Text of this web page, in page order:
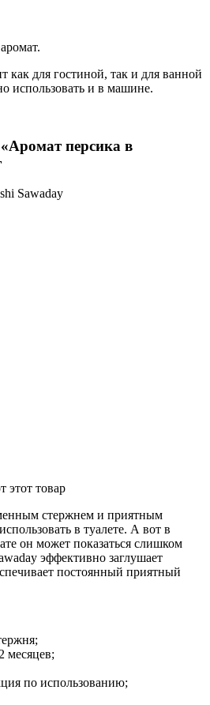
как для гостиной, так и для ванной
использовать и в машине.
персика в
этот товар
стержнем и приятным
в туалете. А вот в
он может показаться слишком
эффективно заглушает
постоянный приятный
месяцев;
по использованию;